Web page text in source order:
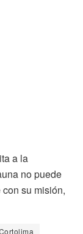
a la
no puede
su misión,